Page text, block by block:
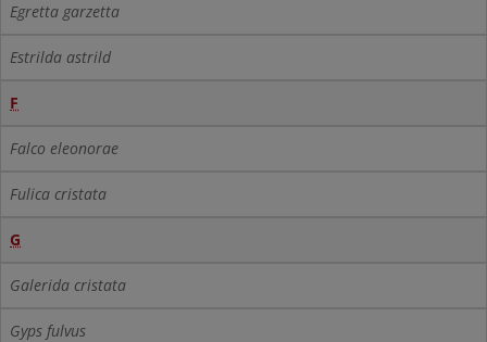
Egretta garzetta
Estrilda astrild
F
Falco eleonorae
Fulica cristata
G
Galerida cristata
Gyps fulvus